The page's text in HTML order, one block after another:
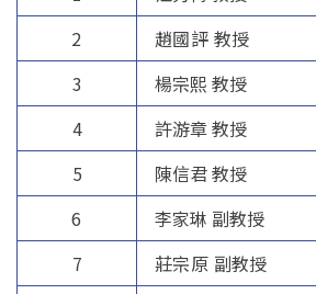
活動集錦
下載專區
招生資訊
(link is external)
2
趙國評 教授
3
楊宗熙 教授
4
許游章 教授
5
陳信君 教授
6
李家琳 副教授
7
莊宗原 副教授